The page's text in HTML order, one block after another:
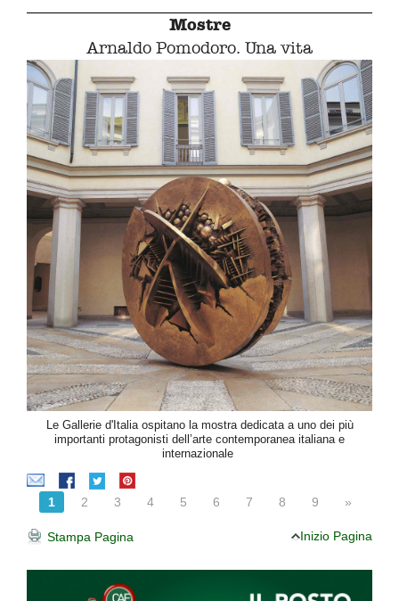
Mostre
Arnaldo Pomodoro. Una vita
Le Gallerie d'Italia ospitano la mostra dedicata a uno dei più
importanti protagonisti dell’arte contemporanea italiana e
internazionale
1 2 3 4 5 6 7 8 9 »
Stampa Pagina Inizio Pagina